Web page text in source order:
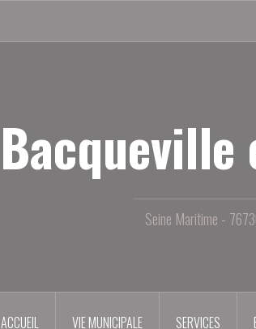
Bacqueville
Seine Maritime -
ACCUEIL VIE MUNICIPALE SERVICES